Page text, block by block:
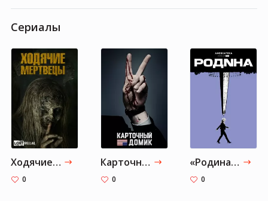
Cериалы
Ходячие мертвецы
0
Карточный домик
0
«Родина» (Homeland)
0